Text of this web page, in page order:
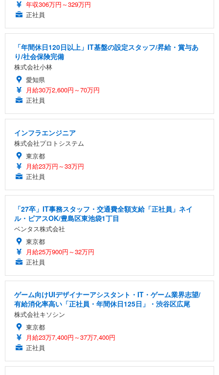
年収306万円～329万円
正社員
「年間休日120日以上」IT基盤の設定スタッフ/昇給・賞与あ
り/社会保険完備
株式会社小林
愛知県
月給30万2,600円～70万円
正社員
インフラエンジニア
株式会社プロトシステム
東京都
月給23万円～33万円
正社員
「27卒」IT事務スタッフ・交通費全額支給「正社員」ネイ
ル・ピアスOK/豊島区東池袋1丁目
ベンタス株式会社
東京都
月給25万900円～32万円
正社員
ゲーム向けUIデザイナーアシスタント・IT・ゲーム業界志望/
有給消化率高い「正社員・年間休日125日」・渋谷区広尾
株式会社キソシン
東京都
月給23万7,400円～37万7,400円
正社員